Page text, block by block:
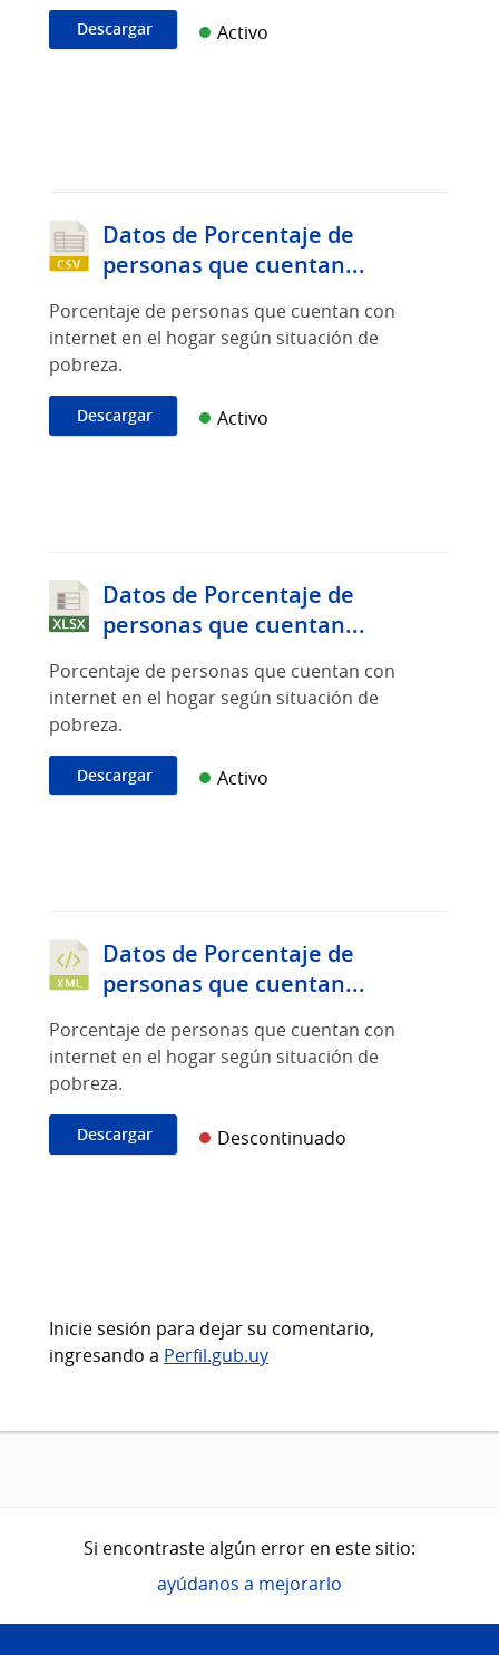
Descargar Activo
Datos de Porcentaje de
personas que cuentan...
Porcentaje de personas que cuentan con
internet en el hogar según situación de
pobreza.
Descargar Activo
Datos de Porcentaje de
personas que cuentan...
Porcentaje de personas que cuentan con
internet en el hogar según situación de
pobreza.
Descargar Activo
Datos de Porcentaje de
personas que cuentan...
Porcentaje de personas que cuentan con
internet en el hogar según situación de
pobreza.
Descargar Descontinuado
Inicie sesión para dejar su comentario,
ingresando a Perfil.gub.uy
Si encontraste algún error en este sitio:
ayúdanos a mejorarlo